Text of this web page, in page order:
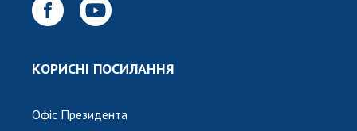
КОРИСНІ ПОСИЛАННЯ
Офіс Президента